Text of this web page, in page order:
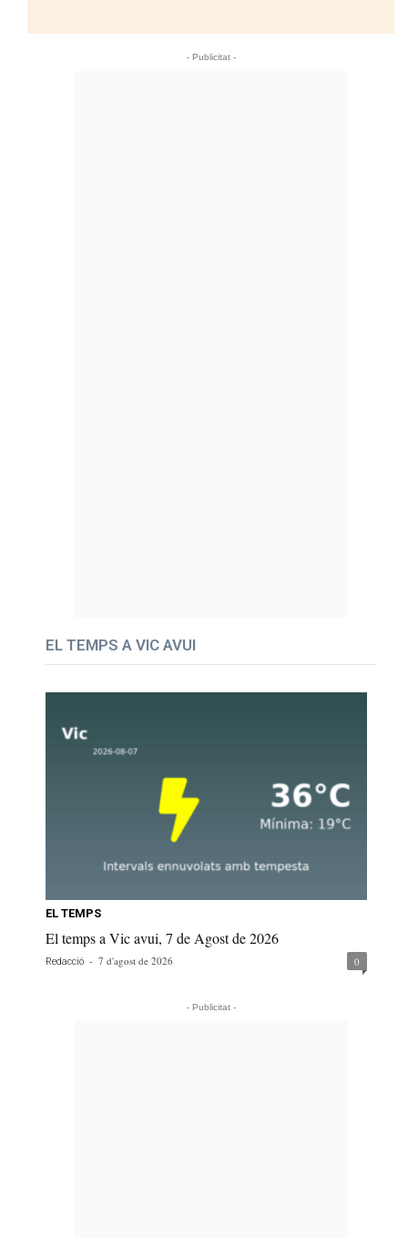
- Publicitat -
EL TEMPS A VIC AVUI
EL TEMPS
El temps a Vic avui, 7 de Agost de 2026
Redacció - 7 d'agost de 2026 0
- Publicitat -